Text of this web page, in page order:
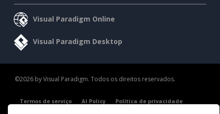
Visual Paradigm Online
Visual Paradigm Desktop
©2026 by Visual Paradigm. Todos os direitos reservados.
Termos de serviço AI Policy
Política de privacidade